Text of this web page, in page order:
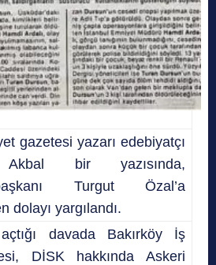
gazetesi yazarı edebiyatçı
bir yazısında,
Turgut Özal’a
dolayı yargılandı.
davada Bakırköy İş
DİSK hakkında Askeri